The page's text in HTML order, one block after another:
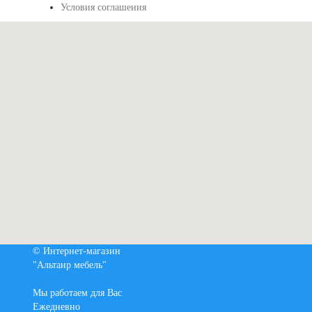
Условия соглашения
© Интернет-магазин
"Альтаир мебель"
Мы работаем для Вас
Ежедневно